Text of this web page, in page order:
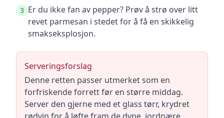
3 Er du ikke fan av pepper? Prøv å strø over litt
revet parmesan i stedet for å få en skikkelig
smakseksplosjon.
Serveringsforslag
Denne retten passer utmerket som en
forfriskende forrett før en større middag.
Server den gjerne med et glass tørr, krydret